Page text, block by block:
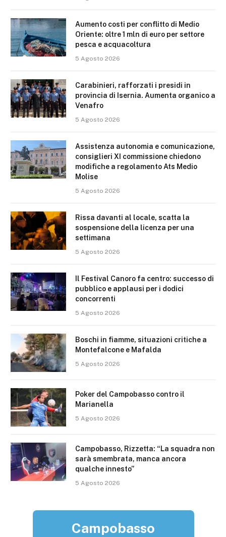
Aumento costi per conflitto di Medio
Oriente: oltre 1 mln di euro per settore
pesca e acquacoltura
5 Agosto 2026
Carabinieri, rafforzati i presidi in
provincia di Isernia. Aumenta organico a
Venafro
5 Agosto 2026
Assistenza autonomia e comunicazione,
consiglieri XI commissione chiedono
modifiche a regolamento Ats Medio
Molise
5 Agosto 2026
Rissa davanti al locale, scatta la
sospensione della licenza per una
settimana
5 Agosto 2026
Il Festival Canoro fa centro: successo di
pubblico e applausi per i dodici
concorrenti
5 Agosto 2026
Boschi in fiamme, situazioni critiche a
Montefalcone e Mafalda
5 Agosto 2026
Poker del Campobasso contro il
Marianella
5 Agosto 2026
Campobasso, Rizzetta: “La squadra non
sarà smembrata, manca ancora
qualche innesto”
5 Agosto 2026
Campobasso